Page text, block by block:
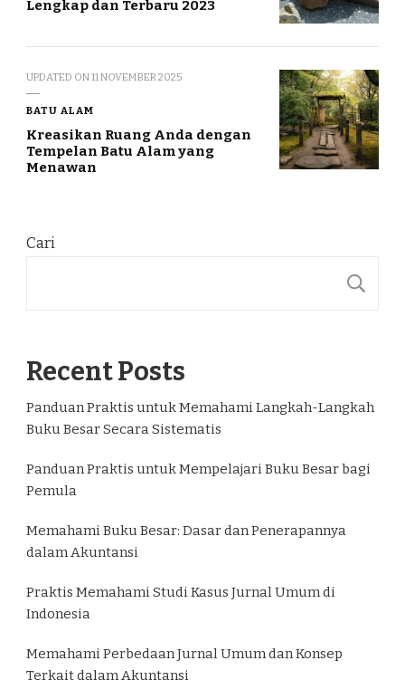
Lengkap dan Terbaru 2023
UPDATED ON11 NOVEMBER 2025
BATU ALAM
Kreasikan Ruang Anda dengan
Tempelan Batu Alam yang
Menawan
Cari
Recent Posts
Panduan Praktis untuk Memahami Langkah-Langkah
Buku Besar Secara Sistematis
Panduan Praktis untuk Mempelajari Buku Besar bagi
Pemula
Memahami Buku Besar: Dasar dan Penerapannya
dalam Akuntansi
Praktis Memahami Studi Kasus Jurnal Umum di
Indonesia
Memahami Perbedaan Jurnal Umum dan Konsep
Terkait dalam Akuntansi